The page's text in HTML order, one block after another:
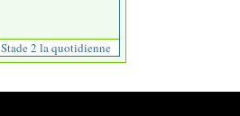
Stade 2 la quotidienne